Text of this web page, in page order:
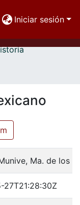
Iniciar sesión
Ma. de los